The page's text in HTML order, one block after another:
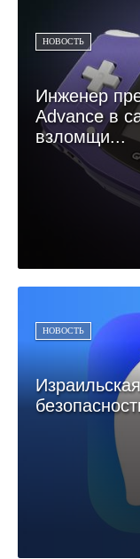
НОВОСТЬ
Инженер
Advance в
взломщи...
НОВОСТЬ